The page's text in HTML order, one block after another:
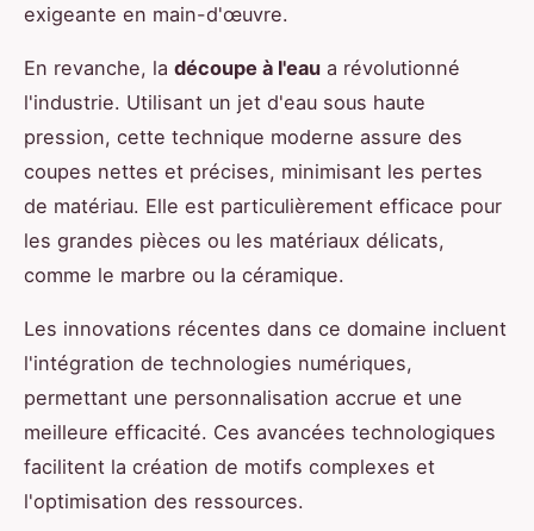
exigeante en main-d'œuvre.
En revanche, la découpe à l'eau a révolutionné
l'industrie. Utilisant un jet d'eau sous haute
pression, cette technique moderne assure des
coupes nettes et précises, minimisant les pertes
de matériau. Elle est particulièrement efficace pour
les grandes pièces ou les matériaux délicats,
comme le marbre ou la céramique.
Les innovations récentes dans ce domaine incluent
l'intégration de technologies numériques,
permettant une personnalisation accrue et une
meilleure efficacité. Ces avancées technologiques
facilitent la création de motifs complexes et
l'optimisation des ressources.